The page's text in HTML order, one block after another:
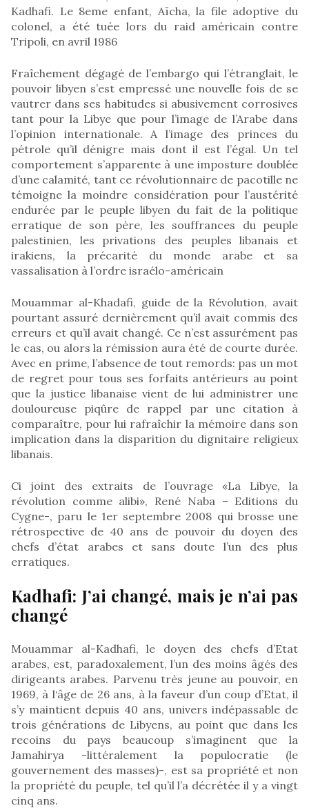
Kadhafi. Le 8eme enfant, Aïcha, la file adoptive du
colonel, a été tuée lors du raid américain contre
Tripoli, en avril 1986
Fraîchement dégagé de l’embargo qui l’étranglait, le
pouvoir libyen s’est empressé une nouvelle fois de se
vautrer dans ses habitudes si abusivement corrosives
tant pour la Libye que pour l’image de l’Arabe dans
l’opinion internationale. A l’image des princes du
pétrole qu’il dénigre mais dont il est l’égal. Un tel
comportement s’apparente à une imposture doublée
d’une calamité, tant ce révolutionnaire de pacotille ne
témoigne la moindre considération pour l’austérité
endurée par le peuple libyen du fait de la politique
erratique de son père, les souffrances du peuple
palestinien, les privations des peuples libanais et
irakiens, la précarité du monde arabe et sa
vassalisation à l’ordre israélo-américain
Mouammar al-Khadafi, guide de la Révolution, avait
pourtant assuré dernièrement qu’il avait commis des
erreurs et qu’il avait changé. Ce n’est assurément pas
le cas, ou alors la rémission aura été de courte durée.
Avec en prime, l’absence de tout remords: pas un mot
de regret pour tous ses forfaits antérieurs au point
que la justice libanaise vient de lui administrer une
douloureuse piqûre de rappel par une citation à
comparaître, pour lui rafraîchir la mémoire dans son
implication dans la disparition du dignitaire religieux
libanais.
Ci joint des extraits de l’ouvrage «La Libye, la
révolution comme alibi», René Naba – Editions du
Cygne-, paru le 1er septembre 2008 qui brosse une
rétrospective de 40 ans de pouvoir du doyen des
chefs d’état arabes et sans doute l’un des plus
erratiques.
Kadhafi: J’ai changé, mais je n’ai pas
changé
Mouammar al-Kadhafi, le doyen des chefs d’Etat
arabes, est, paradoxalement, l’un des moins âgés des
dirigeants arabes. Parvenu très jeune au pouvoir, en
1969, à l‘âge de 26 ans, à la faveur d’un coup d’Etat, il
s’y maintient depuis 40 ans, univers indépassable de
trois générations de Libyens, au point que dans les
recoins du pays beaucoup s’imaginent que la
Jamahirya -littéralement la populocratie (le
gouvernement des masses)-, est sa propriété et non
la propriété du peuple, tel qu’il l’a décrétée il y a vingt
cinq ans.